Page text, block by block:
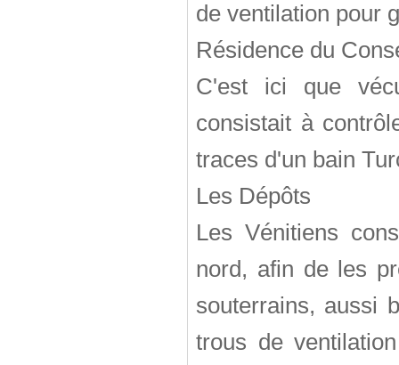
de ventilation pour
Résidence du
C'est ici que
consistait à
traces d'un bain
Les Dépôts
Les Vénitiens
nord, afin de les
souterrains, aussi
trous de